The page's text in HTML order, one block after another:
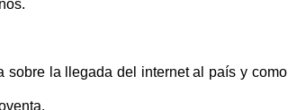
sobre la llegada del internet al país y como